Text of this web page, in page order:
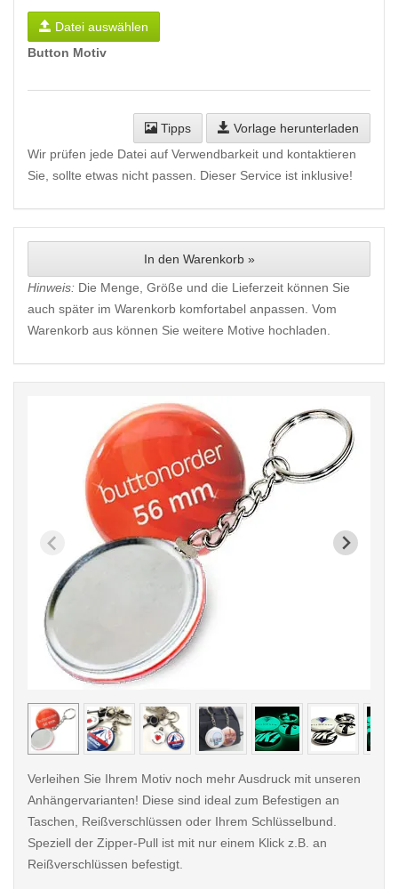
Datei auswählen
Button Motiv
Tipps
Vorlage herunterladen
Wir prüfen jede Datei auf Verwendbarkeit und kontaktieren
Sie, sollte etwas nicht passen. Dieser Service ist inklusive!
In den Warenkorb »
Hinweis: Die Menge, Größe und die Lieferzeit können Sie
auch später im Warenkorb komfortabel anpassen. Vom
Warenkorb aus können Sie weitere Motive hochladen.
< /picture>
Verleihen Sie Ihrem Motiv noch mehr Ausdruck mit unseren
Anhängervarianten! Diese sind ideal zum Befestigen an
Taschen, Reißverschlüssen oder Ihrem Schlüsselbund.
Speziell der Zipper-Pull ist mit nur einem Klick z.B. an
Reißverschlüssen befestigt.